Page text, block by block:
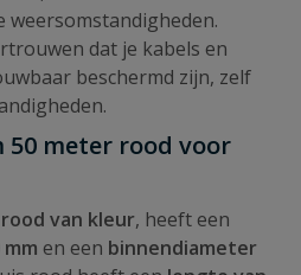
weersomstandigheden.
dat je kabels en
beschermd zijn, zelf
50 meter rood voor
rood van kleur, heeft een
en een binnendiameter